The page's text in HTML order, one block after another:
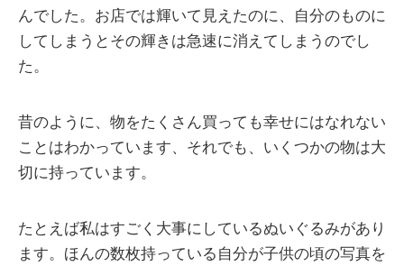
んでした。お店では輝いて見えたのに、自分のものに
してしまうとその輝きは急速に消えてしまうのでし
た。
昔のように、物をたくさん買っても幸せにはなれない
ことはわかっています、それでも、いくつかの物は大
切に持っています。
たとえば私はすごく大事にしているぬいぐるみがあり
ます。ほんの数枚持っている自分が子供の頃の写真を